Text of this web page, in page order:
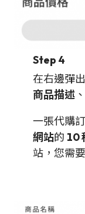
Step 4
在右邊彈
商品描述 、
一張代購
網站的 10
站，您需